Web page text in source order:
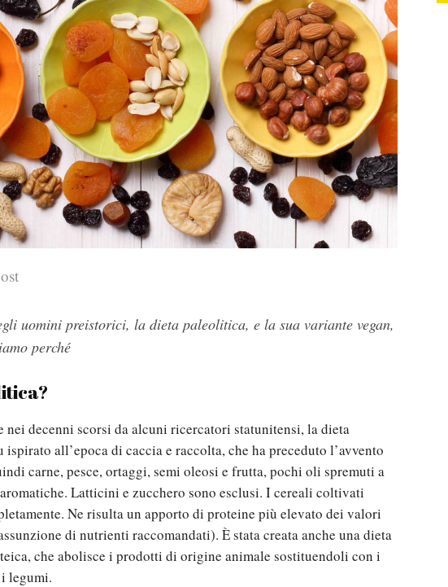
uomini preistorici, la dieta paleolitica, e la sua variante vegan,
perché
nei decenni scorsi da alcuni ricercatori statunitensi, la dieta
all’epoca di caccia e raccolta, che ha preceduto l’avvento
carne, pesce, ortaggi, semi oleosi e frutta, pochi oli spremuti a
Latticini e zucchero sono esclusi. I cereali coltivati
Ne risulta un apporto di proteine più elevato dei valori
di nutrienti raccomandati). È stata creata anche una dieta
che abolisce i prodotti di origine animale sostituendoli con i
legumi.